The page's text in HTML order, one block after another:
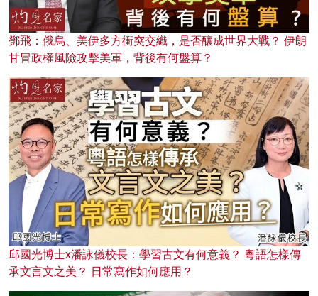
鄧飛：俄烏、美伊多方衝突交織，是否釀成世界大戰？ 伊朗
甘冒政權風險攻擊美軍，背後有何盤算？
邱國光博士x潘詠儀校長：學習古文有何意義？ 粵語怎樣傳
承文言文之美？ 日常寫作如何應用？